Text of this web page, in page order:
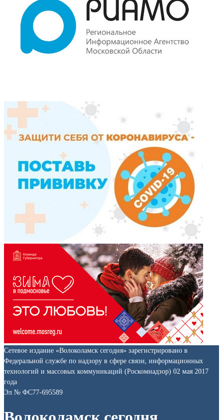
Сетевое издание «Волоколамск сегодня» зарегистрировано в
Федеральной службе по надзору в сфере связи, информационных
технологий и массовых коммуникаций (Роскомнадзор) 02 мая 2017
года
Эл № ФС77-695589